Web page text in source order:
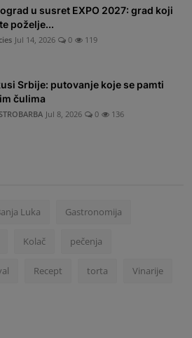
u susret EXPO 2027: grad koji
poželje...
Jul 14, 2026 0 119
Srbije: putovanje koje se pamti
čulima
Jul 8, 2026 0 136
Luka Gastronomija
Kolač pečenja
Recept torta Vinarije